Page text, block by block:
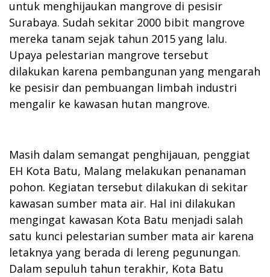
untuk menghijaukan mangrove di pesisir
Surabaya. Sudah sekitar 2000 bibit mangrove
mereka tanam sejak tahun 2015 yang lalu.
Upaya pelestarian mangrove tersebut
dilakukan karena pembangunan yang mengarah
ke pesisir dan pembuangan limbah industri
mengalir ke kawasan hutan mangrove.
Masih dalam semangat penghijauan, penggiat
EH Kota Batu, Malang melakukan penanaman
pohon. Kegiatan tersebut dilakukan di sekitar
kawasan sumber mata air. Hal ini dilakukan
mengingat kawasan Kota Batu menjadi salah
satu kunci pelestarian sumber mata air karena
letaknya yang berada di lereng pegunungan.
Dalam sepuluh tahun terakhir, Kota Batu